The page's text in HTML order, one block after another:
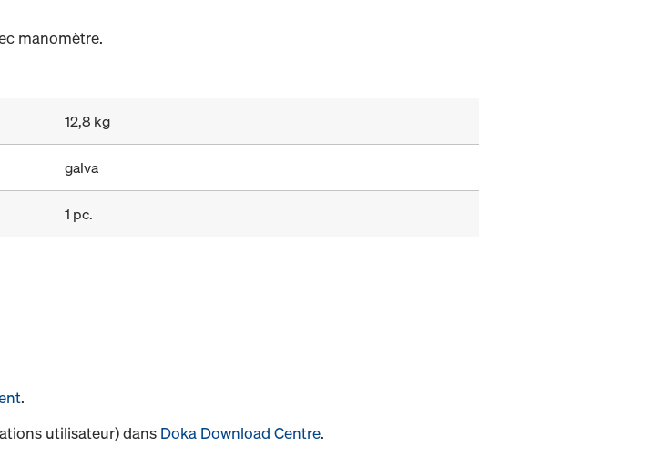
manomètre.
12,8 kg
galva
1 pc.
.
utilisateur) dans Doka Download Centre.